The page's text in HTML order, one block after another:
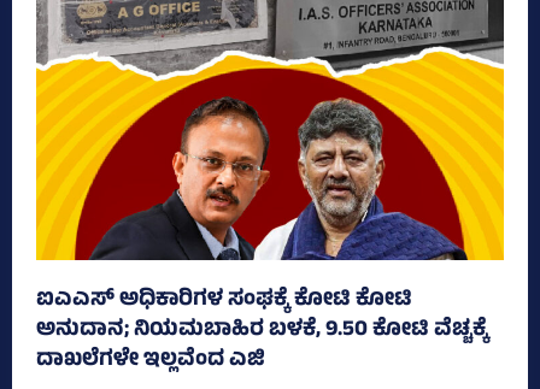
ಐಎಎಸ್‌ ಅಧಿಕಾರಿಗಳ ಸಂಘಕ್ಕೆ ಕೋಟಿ ಕೋಟಿ
ಅನುದಾನ; ನಿಯಮಬಾಹಿರ ಬಳಕೆ, 9.50 ಕೋಟಿ ವೆಚ್ಚಕ್ಕೆ
ದಾಖಲೆಗಳೇ ಇಲ್ಲವೆಂದ ಎಜಿ